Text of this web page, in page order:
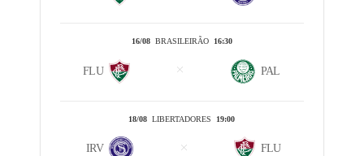
16/08BRASILEIRÃO 16:30
FLU PAL
18/08 LIBERTADORES 19:00
IRV FLU